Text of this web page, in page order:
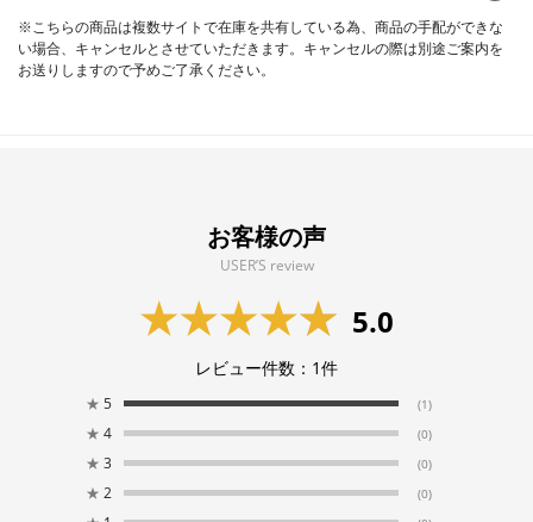
※こちらの商品は複数サイトで在庫を共有している為、商品の手配ができな
い場合、キャンセルとさせていただきます。キャンセルの際は別途ご案内を
お送りしますので予めご了承ください。
お客様の声
USER’S review
5.0
レビュー件数： 1件
★ 5 (1)
★ 4 (0)
★ 3 (0)
★ 2 (0)